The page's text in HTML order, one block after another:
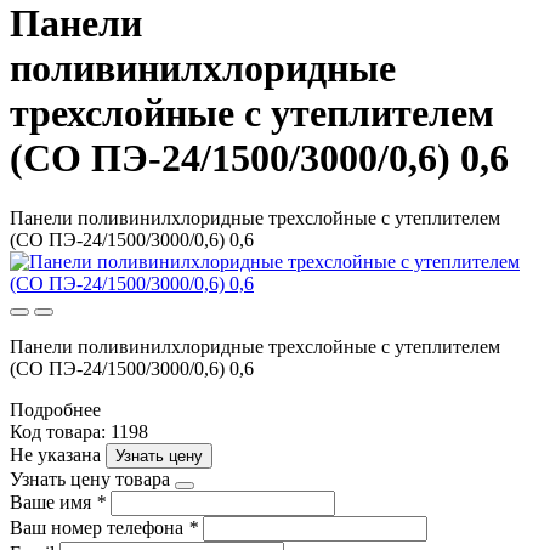
Панели
поливинилхлоридные
трехслойные с утеплителем
(СО ПЭ-24/1500/3000/0,6) 0,6
Панели поливинилхлоридные трехслойные с утеплителем
(СО ПЭ-24/1500/3000/0,6) 0,6
Панели поливинилхлоридные трехслойные с утеплителем
(СО ПЭ-24/1500/3000/0,6) 0,6
Подробнее
Код товара: 1198
Не указана
Узнать цену
Узнать цену товара
Ваше имя *
Ваш номер телефона *